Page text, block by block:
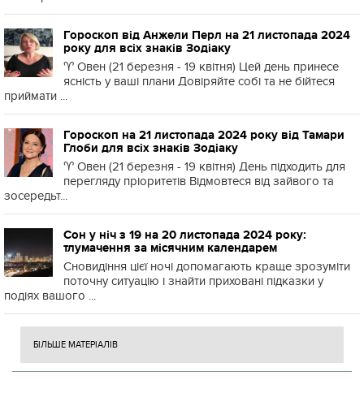
Гороскоп від Анжели Перл на 21 листопада 2024
року для всіх знаків Зодіаку
♈️ Овен (21 березня - 19 квітня) Цей день принесе
ясність у ваші плани Довіряйте собі та не бійтеся
приймати ...
Гороскоп на 21 листопада 2024 року від Тамари
Глоби для всіх знаків Зодіаку
♈️ Овен (21 березня - 19 квітня) День підходить для
перегляду пріоритетів Відмовтеся від зайвого та
зосередьт...
Сон у ніч з 19 на 20 листопада 2024 року:
тлумачення за місячним календарем
Сновидіння цієї ночі допомагають краще зрозуміти
поточну ситуацію і знайти приховані підказки у
подіях вашого ...
БІЛЬШЕ МАТЕРІАЛІВ